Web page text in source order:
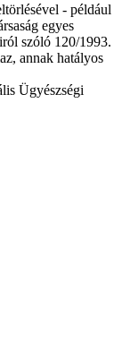
- például
egyes
szóló 120/1993.
annak hatályos
Ügyészségi